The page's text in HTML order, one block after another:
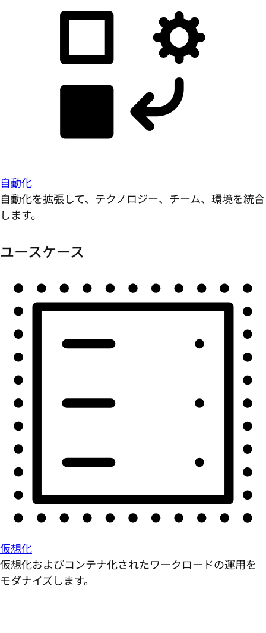
自動化
自動化を拡張して、テクノロジー、チーム、環境を統合
します。
ユースケース
仮想化
仮想化およびコンテナ化されたワークロードの運用を
モダナイズします。